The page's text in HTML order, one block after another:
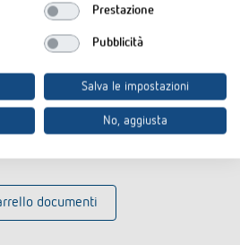
SYN 160 a-Operating instructions
(2,1 MB)
SYN 160 a-CE declaration of
conformity (269,8 kB)
SYN 160 a (435,5 kB)
documenti
Prestazione
Pubblicità
Salva le impostazioni
No, aggiusta